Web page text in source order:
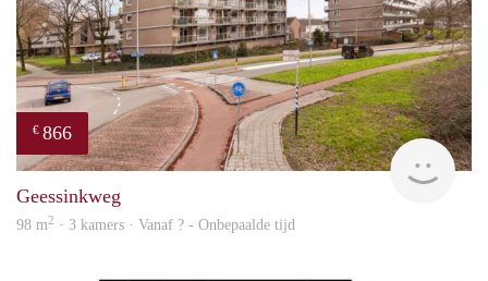
€ 866
Geessinkweg
98 m2 · 3 kamers · Vanaf ? - Onbepaalde tijd